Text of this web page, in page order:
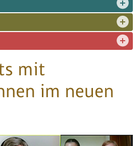
mit
im neuen